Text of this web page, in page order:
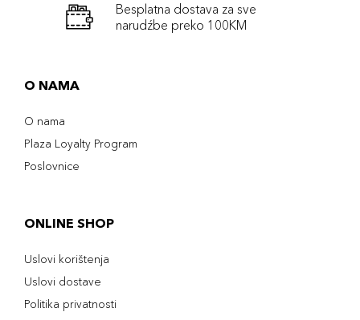
Besplatna dostava za sve
narudźbe preko 100KM
O NAMA
O nama
Plaza Loyalty Program
Poslovnice
ONLINE SHOP
Uslovi korištenja
Uslovi dostave
Politika privatnosti